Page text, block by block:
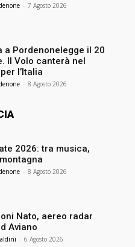
- 7 Agosto 2026
a Pordenonelegge il 20
Il Volo canterà nel
l’Italia
- 8 Agosto 2026
2026: tra musica,
- 8 Agosto 2026
Nato, aereo radar
Aviano
- 6 Agosto 2026